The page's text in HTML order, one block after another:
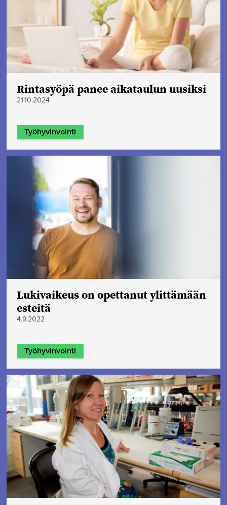
Rintasyöpä panee aikataulun uusiksi
21.10.2024
Työhyvinvointi
Lukivaikeus on opettanut ylittämään
esteitä
4.9.2022
Työhyvinvointi